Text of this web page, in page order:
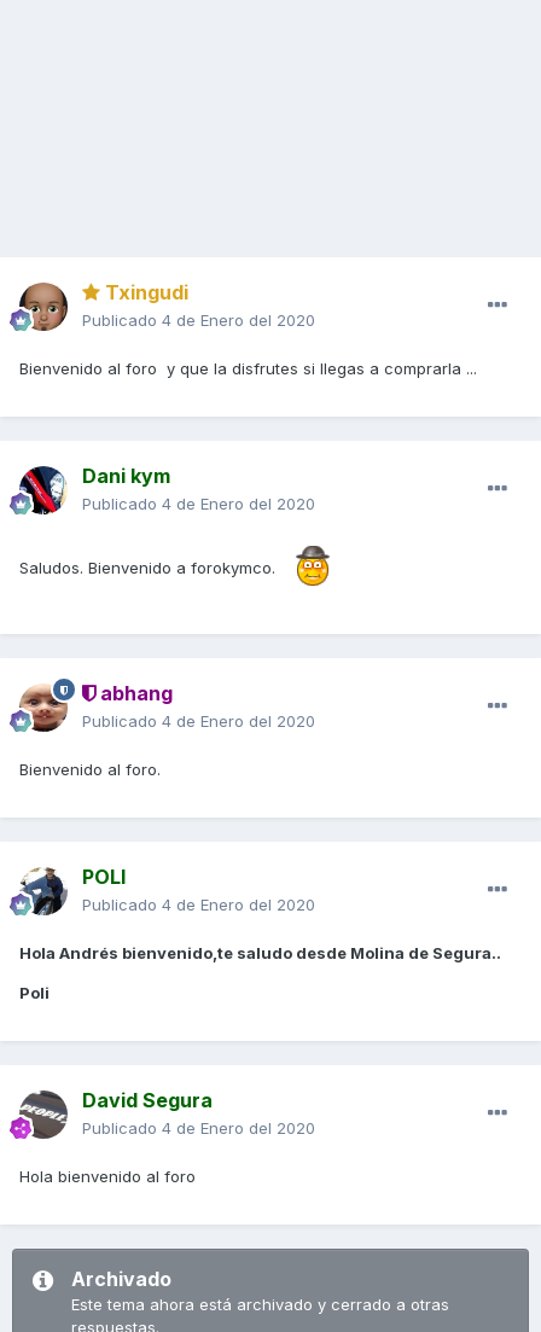
Txingudi
Publicado 4 de Enero del 2020
Bienvenido al foro y que la disfrutes si llegas a comprarla ...
Dani kym
Publicado 4 de Enero del 2020
Saludos. Bienvenido a forokymco.
abhang
Publicado 4 de Enero del 2020
Bienvenido al foro.
POLI
Publicado 4 de Enero del 2020
Hola Andrés bienvenido,te saludo desde Molina de Segura..
Poli
David Segura
Publicado 4 de Enero del 2020
Hola bienvenido al foro
Archivado
Este tema ahora está archivado y cerrado a otras
respuestas.